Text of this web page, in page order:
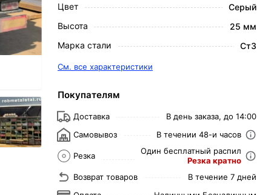
Цвет
Серый
Высота
25 мм
Марка стали
Ст3
См. все характеристики
Покупателям
Доставка
В день заказа, до 14:00
Самовывоз
В течении 48-и часов
Резка
Один бесплатный распил
Резка кратно
Возврат товаров
В течение 7 дней